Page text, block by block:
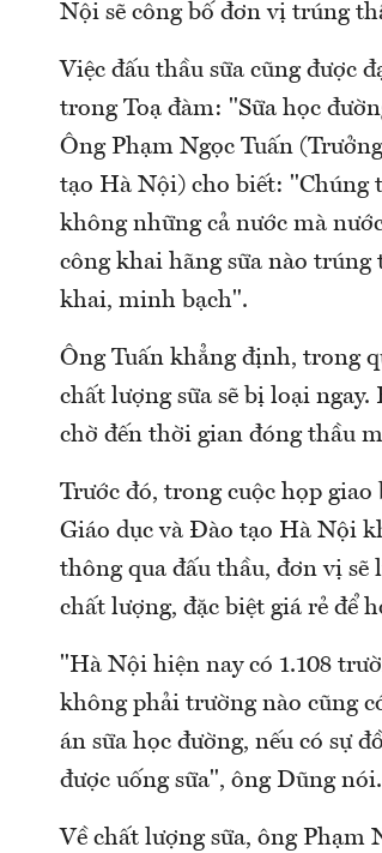
Nội sẽ công bố đơn vị trúng
Việc đấu thầu sữa cũng được
trong Toạ đàm: "Sữa học
Ông Phạm Ngọc Tuấn
tạo Hà Nội) cho biết: "Chúng
không những cả nước mà
công khai hãng sữa nào
khai, minh bạch".
Ông Tuấn khẳng định, trong
chất lượng sữa sẽ bị loại
chờ đến thời gian đóng thầu
Trước đó, trong cuộc họp
Giáo dục và Đào tạo Hà Nội
thông qua đấu thầu, đơn vị sẽ
chất lượng, đặc biệt giá rẻ để
"Hà Nội hiện nay có 1.108
không phải trường nào cũng
án sữa học đường, nếu có sự
được uống sữa", ông Dũng nói.
Về chất lượng sữa, ông Phạm